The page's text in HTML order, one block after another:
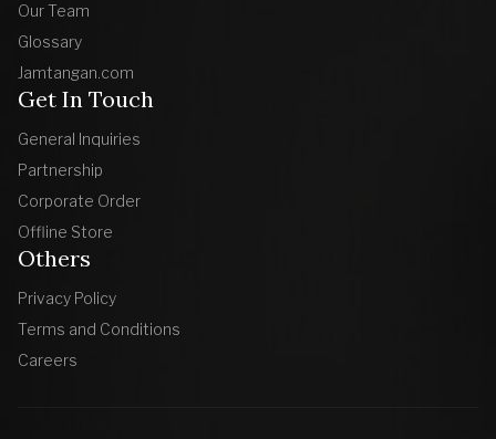
Our Team
Glossary
Jamtangan.com
Get In Touch
General Inquiries
Partnership
Corporate Order
Offline Store
Others
Privacy Policy
Terms and Conditions
Careers